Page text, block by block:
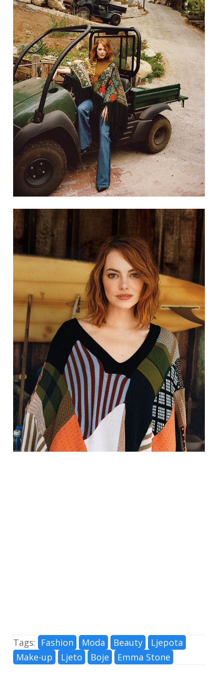
Tags: Fashion Moda Beauty
Ljepota
Make-up
Ljeto Boje Emma Stone